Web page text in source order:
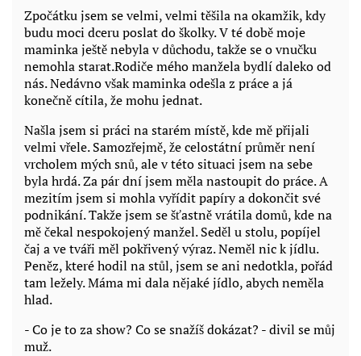
Zpočátku jsem se velmi, velmi těšila na okamžik, kdy
budu moci dceru poslat do školky. V té době moje
maminka ještě nebyla v důchodu, takže se o vnučku
nemohla starat.Rodiče mého manžela bydlí daleko od
nás. Nedávno však maminka odešla z práce a já
konečně cítila, že mohu jednat.
Našla jsem si práci na starém místě, kde mě přijali
velmi vřele. Samozřejmě, že celostátní průměr není
vrcholem mých snů, ale v této situaci jsem na sebe
byla hrdá. Za pár dní jsem měla nastoupit do práce. A
mezitím jsem si mohla vyřídit papíry a dokončit své
podnikání. Takže jsem se šťastně vrátila domů, kde na
mě čekal nespokojený manžel. Seděl u stolu, popíjel
čaj a ve tváři měl pokřivený výraz. Neměl nic k jídlu.
Peněz, které hodil na stůl, jsem se ani nedotkla, pořád
tam ležely. Máma mi dala nějaké jídlo, abych neměla
hlad.
- Co je to za show? Co se snažíš dokázat? - divil se můj
muž.